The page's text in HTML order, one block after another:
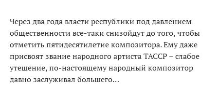
Через два года власти республики под давлением
общественности все-таки снизойдут до того, чтобы
отметить пятидесятилетие композитора. Ему даже
присвоят звание народного артиста ТАССР – слабое
утешение, по-настоящему народный композитор
давно заслуживал большего…